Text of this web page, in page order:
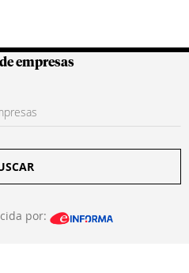
Colombianas
empresas
por: